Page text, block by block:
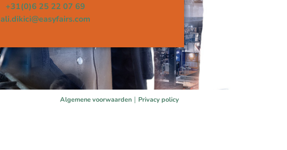
+31(0)6 25 22 07 69
ali.dikici@easyfairs.com
Algemene voorwaarden | Privacy policy